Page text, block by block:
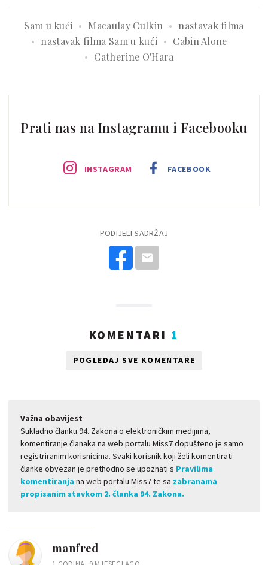
Sam u kući Macaulay Culkin
nastavak filma
nastavak filma Sam u kući
Cabin Alone
Catherine O'Hara
Prati nas na Instagramu i Facebooku
INSTAGRAM FACEBOOK
PODIJELI SADRŽAJ
KOMENTARI 1
POGLEDAJ SVE KOMENTARE
Važna obavijest
Sukladno članku 94. Zakona o elektroničkim medijima,
komentiranje članaka na web portalu Miss7 dopušteno je samo
registriranim korisnicima. Svaki korisnik koji želi komentirati
članke obvezan je prethodno se upoznati s Pravilima
komentiranja na web portalu Miss7 te sa zabranama
propisanim stavkom 2. članka 94. Zakona.
manfred